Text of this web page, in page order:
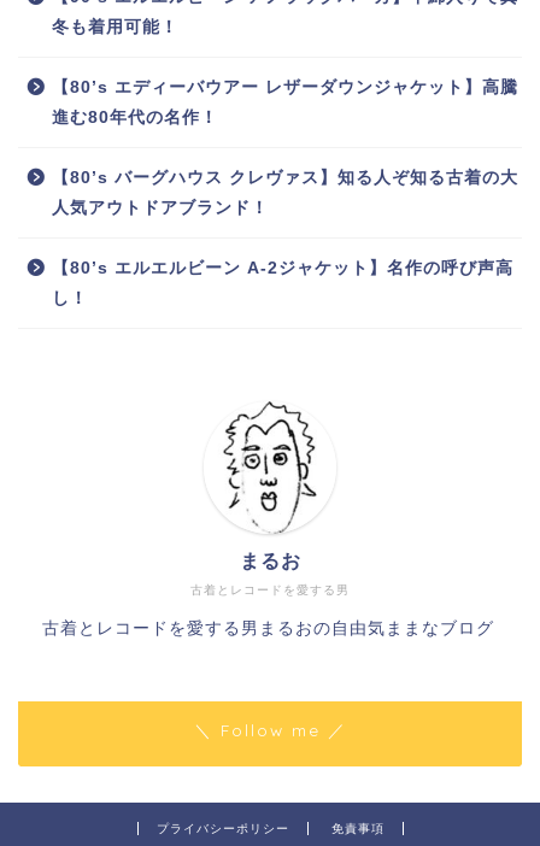
冬も着用可能！
【80’s エディーバウアー レザーダウンジャケット】高騰
進む80年代の名作！
【80’s バーグハウス クレヴァス】知る人ぞ知る古着の大
人気アウトドアブランド！
【80’s エルエルビーン A-2ジャケット】名作の呼び声高
し！
古着とレコードを愛する男
まるお
古着とレコードを愛する男まるおの自由気ままなブログ
＼ Follow me ／
プライバシーポリシー 免責事項